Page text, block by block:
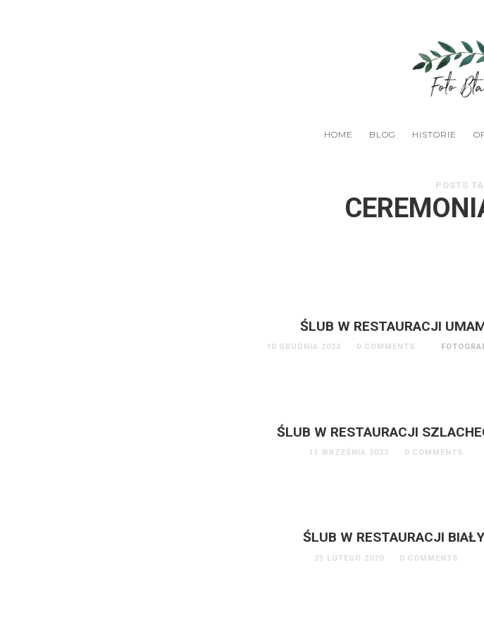
HOME BLOG HISTORIE
POSTS
ŚLUB W RESTAURACJI
10 GRUDNIA 2023 0 COMMENTS
ŚLUB W RESTAURACJI
11 WRZEŚNIA 2022 0 COMMENTS
ŚLUB W RESTAURACJI
25 LUTEGO 2020 0 COMMENTS